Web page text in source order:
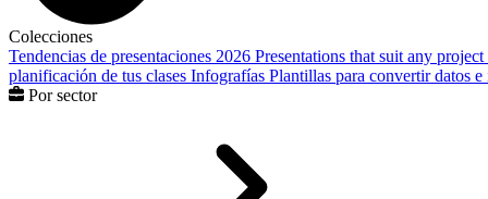
Colecciones
Tendencias de presentaciones 2026 Presentations that suit any project
planificación de tus clases Infografías Plantillas para convertir datos
Por sector